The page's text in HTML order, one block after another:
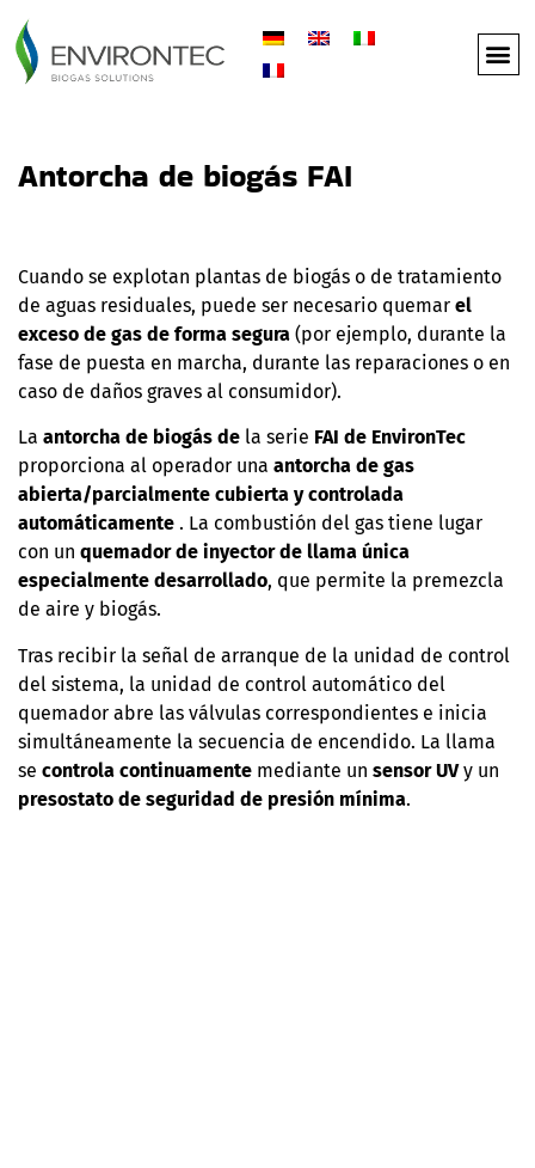
Antorcha de biogás FAI
Cuando se explotan plantas de biogás o de tratamiento
de aguas residuales, puede ser necesario quemar el
exceso de gas de forma segura (por ejemplo, durante la
fase de puesta en marcha, durante las reparaciones o en
caso de daños graves al consumidor).
La antorcha de biogás de la serie FAI de EnvironTec
proporciona al operador una antorcha de gas
abierta/parcialmente cubierta y controlada
automáticamente . La combustión del gas tiene lugar
con un quemador de inyector de llama única
especialmente desarrollado, que permite la premezcla
de aire y biogás.
Tras recibir la señal de arranque de la unidad de control
del sistema, la unidad de control automático del
quemador abre las válvulas correspondientes e inicia
simultáneamente la secuencia de encendido. La llama
se controla continuamente mediante un sensor UVy un
presostato de seguridad de presión mínima.